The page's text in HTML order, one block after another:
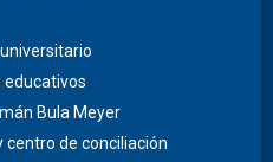
educativos
Bula Meyer
centro de conciliación